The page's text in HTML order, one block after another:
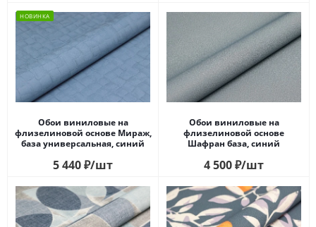
НОВИНКА
Обои виниловые на
флизелиновой основе Мираж,
база универсальная, синий
5 440₽/шт
Обои виниловые на
флизелиновой основе
Шафран база, синий
4 500₽/шт